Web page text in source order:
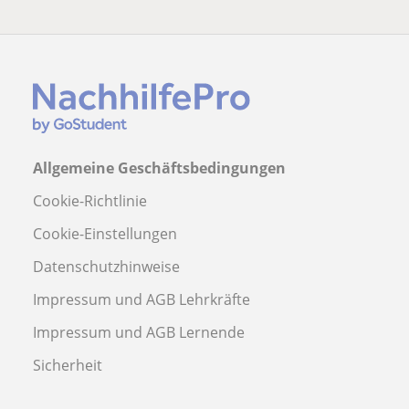
Allgemeine Geschäftsbedingungen
Cookie-Richtlinie
Cookie-Einstellungen
Datenschutzhinweise
Impressum und AGB Lehrkräfte
Impressum und AGB Lernende
Sicherheit